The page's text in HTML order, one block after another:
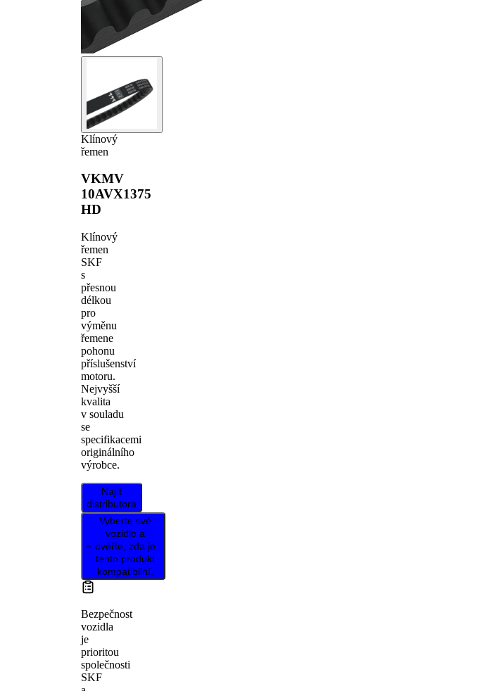
Klínový
řemen
VKMV
10AVX1375
HD
Klínový
řemen
SKF
s
přesnou
délkou
pro
výměnu
řemene
pohonu
příslušenství
motoru.
Nejvyšší
kvalita
v souladu
se
specifikacemi
originálního
výrobce.
Najít
distributora
Vyberte své
vozidlo a
ověřte, zda je
tento produkt
kompatibilní.
Bezpečnost
vozidla
je
prioritou
společnosti
SKF